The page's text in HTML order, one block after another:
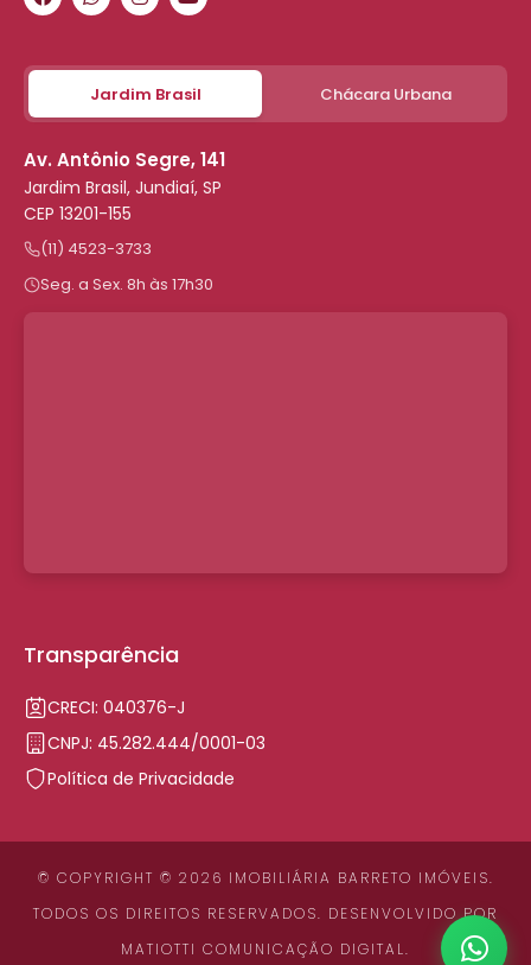
Jardim Brasil Chácara Urbana
Av. Antônio Segre, 141
Jardim Brasil, Jundiaí, SP
CEP 13201-155
(11) 4523-3733
Seg. a Sex. 8h às 17h30
Transparência
CRECI: 040376-J
CNPJ: 45.282.444/0001-03
Política de Privacidade
© COPYRIGHT © 2026 IMOBILIÁRIA BARRETO IMÓVEIS.
TODOS OS DIREITOS RESERVADOS. DESENVOLVIDO POR
MATIOTTI COMUNICAÇÃO DIGITAL.